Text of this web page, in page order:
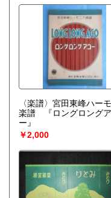
〈楽譜〉宮田東峰ハー
楽譜 『ロングロング
ー』
￥2,000